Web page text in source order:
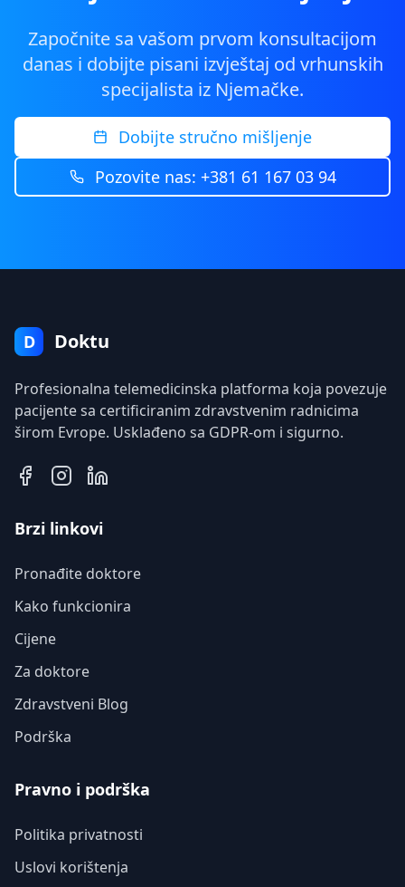
Započnite sa vašom prvom konsultacijom
danas i dobijte pisani izvještaj od vrhunskih
specijalista iz Njemačke.
Dobijte stručno mišljenje
Pozovite nas: +381 61 167 03 94
D Doktu
Profesionalna telemedicinska platforma koja povezuje
pacijente sa certificiranim zdravstvenim radnicima
širom Evrope. Usklađeno sa GDPR-om i sigurno.
Brzi linkovi
Pronađite doktore
Kako funkcionira
Cijene
Za doktore
Zdravstveni Blog
Podrška
Pravno i podrška
Politika privatnosti
Uslovi korištenja